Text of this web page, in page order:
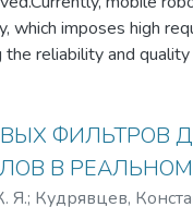
идея которого
для фиксированных
значению
полинома. Это
членом
полинома
приближенные
методов.
which imposes high
reliability and
subject to various
of minimizing
paper gives a
for a multi-channel
ФИЛЬТРОВ
В
Я.; Кудрявцев,